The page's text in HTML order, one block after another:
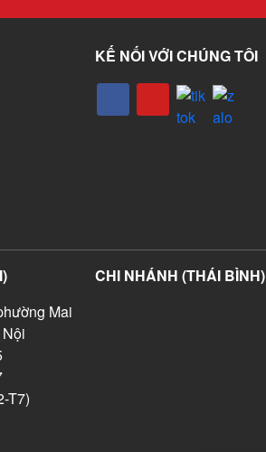
KẾ NỐI VỚI CHÚNG TÔI
Mai
T7)
CHI NHÁNH (THÁI BÌNH)